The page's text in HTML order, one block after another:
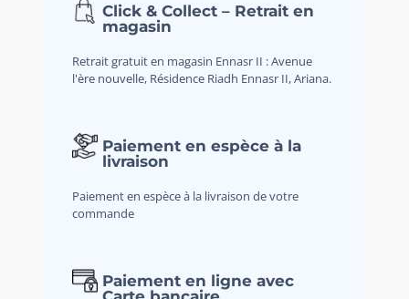
Click & Collect – Retrait en
magasin
Retrait gratuit en magasin Ennasr II : Avenue
l'ère nouvelle, Résidence Riadh Ennasr II, Ariana.
Paiement en espèce à la
livraison
Paiement en espèce à la livraison de votre
commande
Paiement en ligne avec